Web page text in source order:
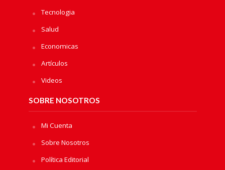
Tecnologia
Salud
Economicas
Artículos
Videos
SOBRE NOSOTROS
Mi Cuenta
Sobre Nosotros
Política Editorial